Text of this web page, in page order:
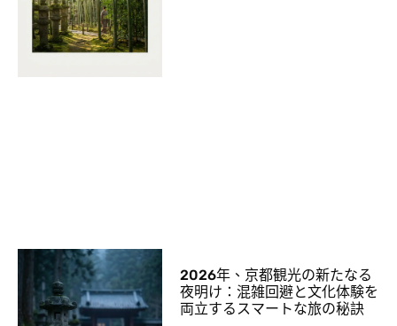
2026年、京都観光の新たなる
夜明け：混雑回避と文化体験を
両立するスマートな旅の秘訣